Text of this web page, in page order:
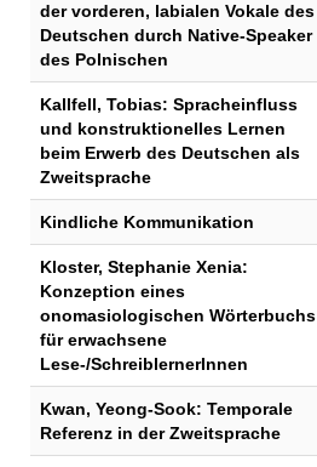
der vorderen, labialen Vokale des
Deutschen durch Native-Speaker
des Polnischen
Kallfell, Tobias: Spracheinfluss
und konstruktionelles Lernen
beim Erwerb des Deutschen als
Zweitsprache
Kindliche Kommunikation
Kloster, Stephanie Xenia:
Konzeption eines
onomasiologischen Wörterbuchs
für erwachsene
Lese-/SchreiblernerInnen
Kwan, Yeong-Sook: Temporale
Referenz in der Zweitsprache